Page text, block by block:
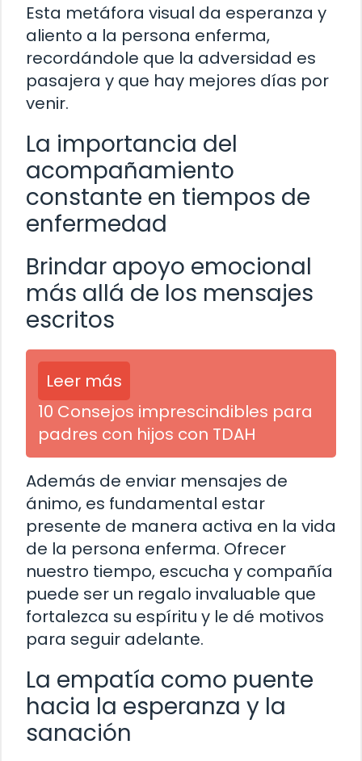
Esta metáfora visual da esperanza y
aliento a la persona enferma,
recordándole que la adversidad es
pasajera y que hay mejores días por
venir.
La importancia del
acompañamiento
constante en tiempos de
enfermedad
Brindar apoyo emocional
más allá de los mensajes
escritos
Leer más
10 Consejos imprescindibles para
padres con hijos con TDAH
Además de enviar mensajes de
ánimo, es fundamental estar
presente de manera activa en la vida
de la persona enferma. Ofrecer
nuestro tiempo, escucha y compañía
puede ser un regalo invaluable que
fortalezca su espíritu y le dé motivos
para seguir adelante.
La empatía como puente
hacia la esperanza y la
sanación